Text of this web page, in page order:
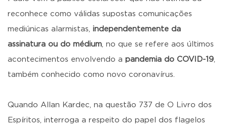
reconhece como válidas supostas comunicações
mediúnicas alarmistas, independentemente da
assinatura ou do médium, no que se refere aos últimos
acontecimentos envolvendo a pandemia do COVID-19,
também conhecido como novo coronavírus.
Quando Allan Kardec, na questão 737 de O Livro dos
Espíritos, interroga a respeito do papel dos flagelos